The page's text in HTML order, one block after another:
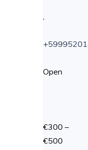
,
Open
€300 –
€500